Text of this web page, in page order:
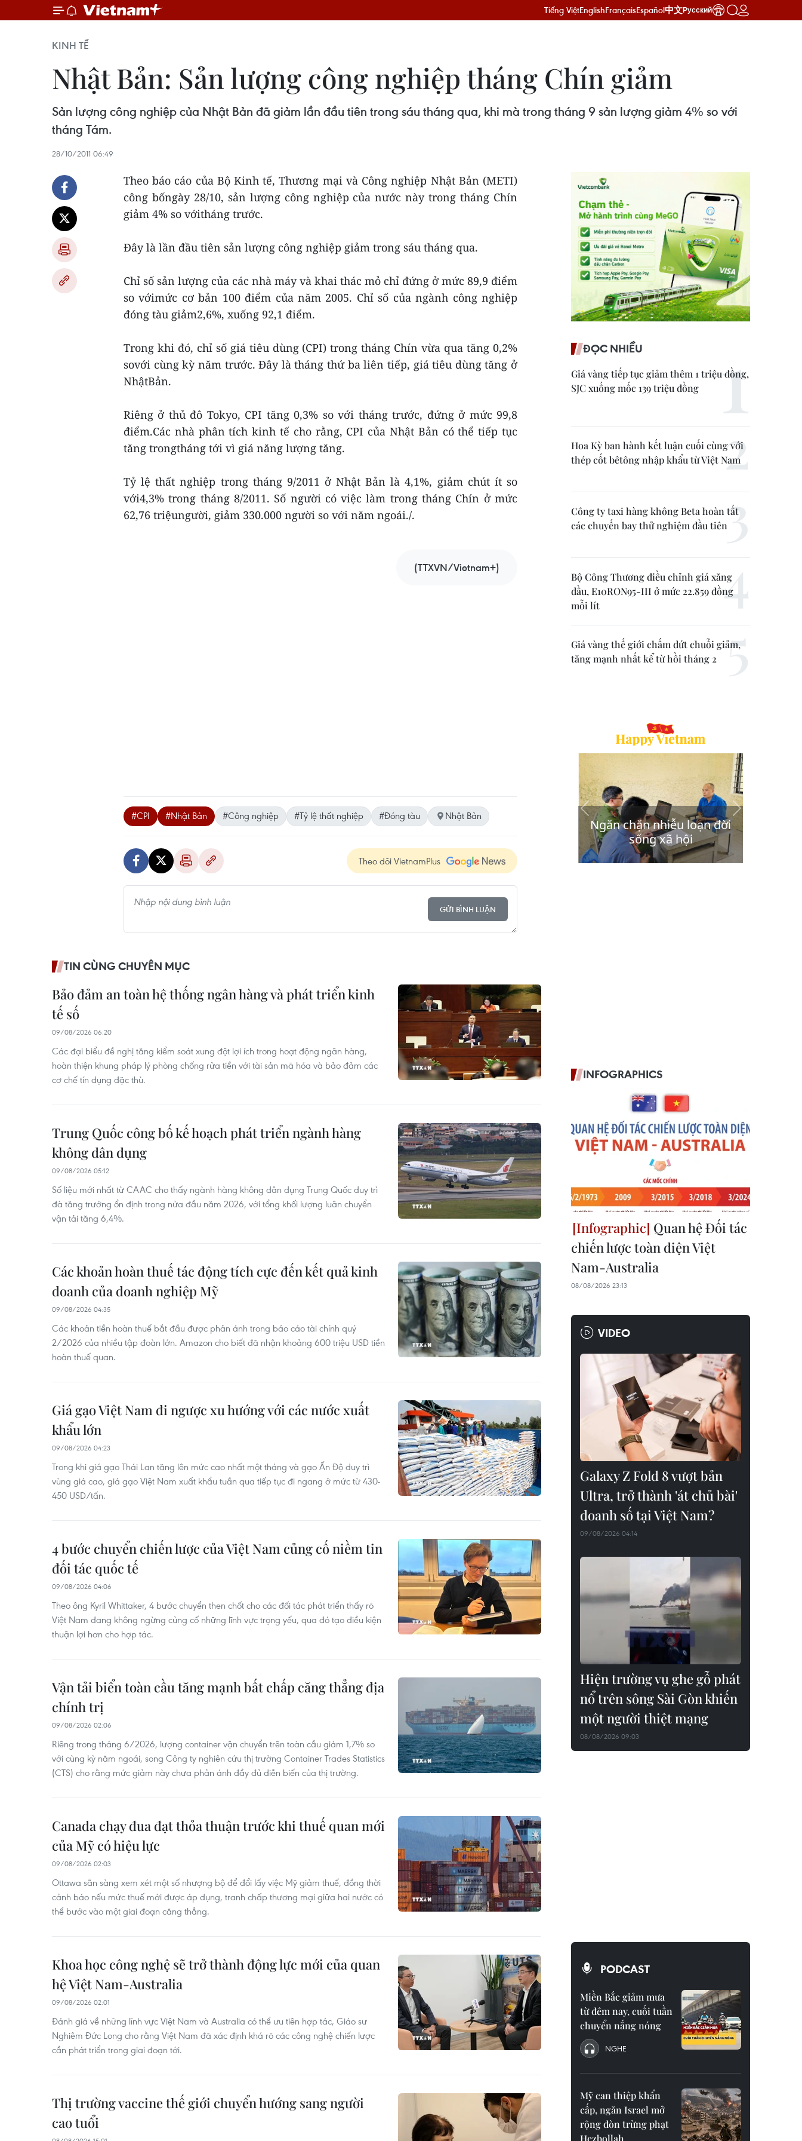
Tiếng ViệtEnglishFrançaisEspañol中文Русский
KINH TẾ
Nhật Bản: Sản lượng công nghiệp tháng Chín giảm
Sản lượng công nghiệp của Nhật Bản đã giảm lần đầu tiên trong sáu tháng qua, khi mà trong tháng 9 sản lượng giảm 4% so với
tháng Tám.
28/10/2011 06:49
Theo báo cáo của Bộ Kinh tế, Thương mại và Công nghiệp Nhật Bản (METI)
công bốngày 28/10, sản lượng công nghiệp của nước này trong tháng Chín
giảm 4% so vớitháng trước.
Đây là lần đầu tiên sản lượng công nghiệp giảm trong sáu tháng qua.
Chỉ số sản lượng của các nhà máy và khai thác mỏ chỉ đứng ở mức 89,9 điểm
so vớimức cơ bản 100 điểm của năm 2005. Chỉ số của ngành công nghiệp
đóng tàu giảm2,6%, xuống 92,1 điểm.
Trong khi đó, chỉ số giá tiêu dùng (CPI) trong tháng Chín vừa qua tăng 0,2%
sovới cùng kỳ năm trước. Đây là tháng thứ ba liên tiếp, giá tiêu dùng tăng ở
NhậtBản.
Riêng ở thủ đô Tokyo, CPI tăng 0,3% so với tháng trước, đứng ở mức 99,8
điểm.Các nhà phân tích kinh tế cho rằng, CPI của Nhật Bản có thể tiếp tục
tăng trongtháng tới vì giá năng lượng tăng.
Tỷ lệ thất nghiệp trong tháng 9/2011 ở Nhật Bản là 4,1%, giảm chút ít so
với4,3% trong tháng 8/2011. Số người có việc làm trong tháng Chín ở mức
62,76 triệungười, giảm 330.000 người so với năm ngoái./.
(TTXVN/Vietnam+)
#CPI #Nhật Bản #Công nghiệp #Tỷ lệ thất nghiệp #Đóng tàu Nhật Bản
Theo dõi VietnamPlus
GỬI BÌNH LUẬN
TIN CÙNG CHUYÊN MỤC
Bảo đảm an toàn hệ thống ngân hàng và phát triển kinh
tế số
09/08/2026 06:20
Các đại biểu đề nghị tăng kiểm soát xung đột lợi ích trong hoạt động ngân hàng,
hoàn thiện khung pháp lý phòng chống rửa tiền với tài sản mã hóa và bảo đảm các
cơ chế tín dụng đặc thù.
Trung Quốc công bố kế hoạch phát triển ngành hàng
không dân dụng
09/08/2026 05:12
Số liệu mới nhất từ CAAC cho thấy ngành hàng không dân dụng Trung Quốc duy trì
đà tăng trưởng ổn định trong nửa đầu năm 2026, với tổng khối lượng luân chuyển
vận tải tăng 6,4%.
Các khoản hoàn thuế tác động tích cực đến kết quả kinh
doanh của doanh nghiệp Mỹ
09/08/2026 04:35
Các khoản tiền hoàn thuế bắt đầu được phản ánh trong báo cáo tài chính quý
2/2026 của nhiều tập đoàn lớn. Amazon cho biết đã nhận khoảng 600 triệu USD tiền
hoàn thuế quan.
Giá gạo Việt Nam đi ngược xu hướng với các nước xuất
khẩu lớn
09/08/2026 04:23
Trong khi giá gạo Thái Lan tăng lên mức cao nhất một tháng và gạo Ấn Độ duy trì
vùng giá cao, giá gạo Việt Nam xuất khẩu tuần qua tiếp tục đi ngang ở mức từ 430-
450 USD/tấn.
4 bước chuyển chiến lược của Việt Nam củng cố niềm tin
đối tác quốc tế
09/08/2026 04:06
Theo ông Kyril Whittaker, 4 bước chuyển then chốt cho các đối tác phát triển thấy rõ
Việt Nam đang không ngừng củng cố những lĩnh vực trọng yếu, qua đó tạo điều kiện
thuận lợi hơn cho hợp tác.
Vận tải biển toàn cầu tăng mạnh bất chấp căng thẳng địa
chính trị
09/08/2026 02:06
Riêng trong tháng 6/2026, lượng container vận chuyển trên toàn cầu giảm 1,7% so
với cùng kỳ năm ngoái, song Công ty nghiên cứu thị trường Container Trades Statistics
(CTS) cho rằng mức giảm này chưa phản ánh đầy đủ diễn biến của thị trường.
Canada chạy đua đạt thỏa thuận trước khi thuế quan mới
của Mỹ có hiệu lực
09/08/2026 02:03
Ottawa sẵn sàng xem xét một số nhượng bộ để đổi lấy việc Mỹ giảm thuế, đồng thời
cảnh báo nếu mức thuế mới được áp dụng, tranh chấp thương mại giữa hai nước có
thể bước vào một giai đoạn căng thẳng.
Khoa học công nghệ sẽ trở thành động lực mới của quan
hệ Việt Nam-Australia
09/08/2026 02:01
Đánh giá về những lĩnh vực Việt Nam và Australia có thể ưu tiên hợp tác, Giáo sư
Nghiêm Đức Long cho rằng Việt Nam đã xác định khá rõ các công nghệ chiến lược
cần phát triển trong giai đoạn tới.
Thị trường vaccine thế giới chuyển hướng sang người
cao tuổi
ĐỌC NHIỀU
Giá vàng tiếp tục giảm thêm 1 triệu đồng,
SJC xuống mốc 139 triệu đồng
Hoa Kỳ ban hành kết luận cuối cùng với
thép cốt bêtông nhập khẩu từ Việt Nam
Công ty taxi hàng không Beta hoàn tất
các chuyến bay thử nghiệm đầu tiên
Bộ Công Thương điều chỉnh giá xăng
dầu, E10RON95-III ở mức 22.859 đồng
mỗi lít
Giá vàng thế giới chấm dứt chuỗi giảm,
tăng mạnh nhất kể từ hồi tháng 2
INFOGRAPHICS
Quan hệ Đối tác
chiến lược toàn diện Việt
Nam-Australia
08/08/2026 23:13
VIDEO
Galaxy Z Fold 8 vượt bản
Ultra, trở thành 'át chủ bài'
doanh số tại Việt Nam?
09/08/2026 04:14
Hiện trường vụ ghe gỗ phát
nổ trên sông Sài Gòn khiến
một người thiệt mạng
08/08/2026 09:03
PODCAST
Miền Bắc giảm mưa
từ đêm nay, cuối tuần
chuyển nắng nóng
NGHE
Mỹ can thiệp khẩn
cấp, ngăn Israel mở
rộng đòn trừng phạt
Hezbollah